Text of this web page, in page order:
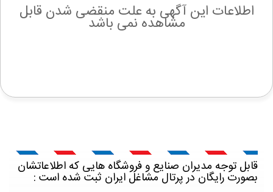
اطلاعات این آگهی به علت منقضی شدن قابل
مشاهده نمی باشد
قابل توجه مدیران صنایع و فروشگاه هایی که اطلاعاتشان
بصورت رایگان در پرتال مشاغل ایران ثبت شده است :